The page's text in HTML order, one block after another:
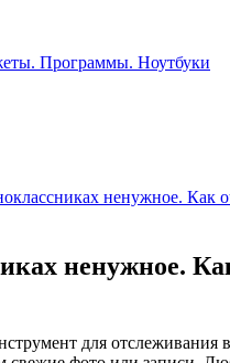
ненужное. Как
ненужное.
для